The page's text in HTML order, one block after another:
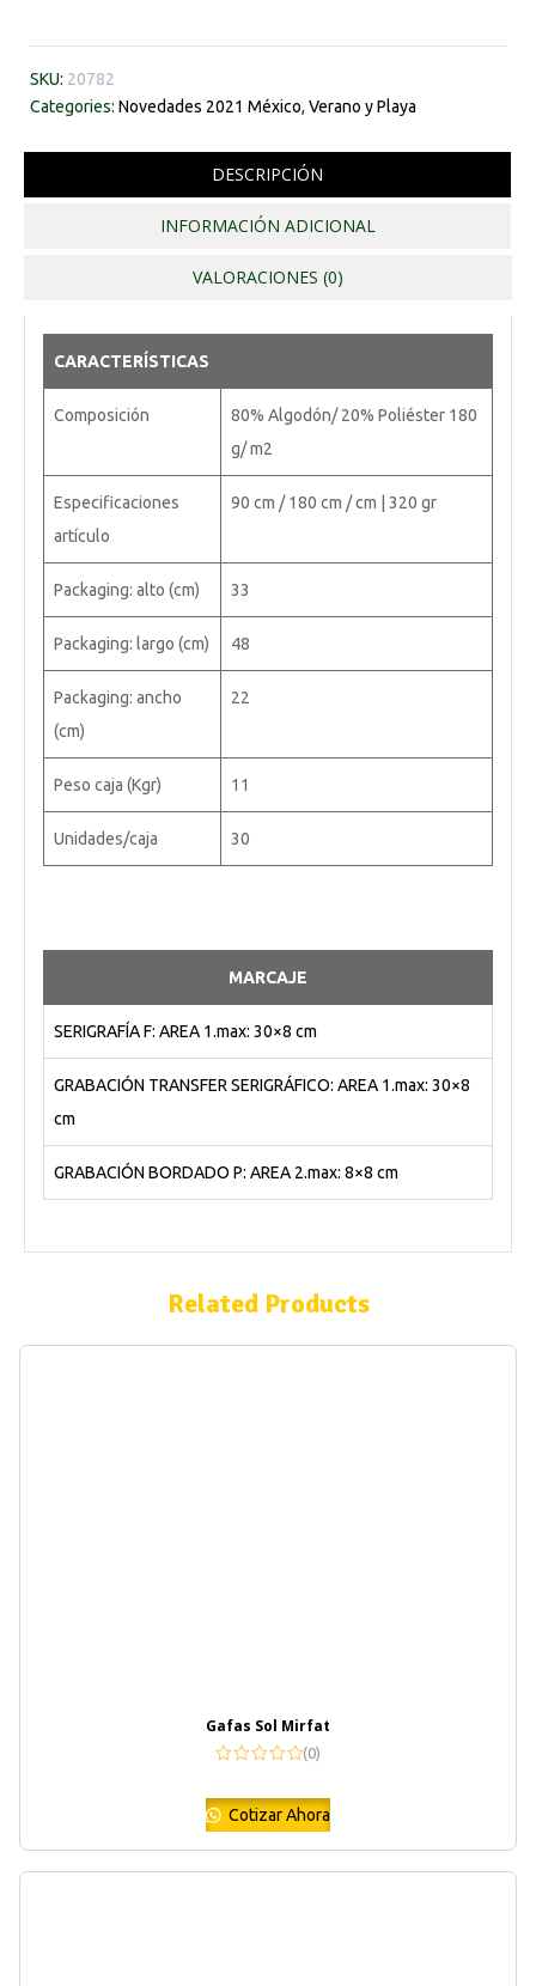
SKU: 20782
Categories: Novedades 2021 México, Verano y Playa
DESCRIPCIÓN
INFORMACIÓN ADICIONAL
VALORACIONES (0)
CARACTERÍSTICAS
Composición
80% Algodón/ 20% Poliéster 180
g/ m2
Especificaciones
artículo
90 cm / 180 cm / cm | 320 gr
Packaging: alto (cm) 33
Packaging: largo (cm) 48
Packaging: ancho
(cm)
22
Peso caja (Kgr) 11
Unidades/caja 30
MARCAJE
SERIGRAFÍA F: AREA 1.max: 30×8 cm
GRABACIÓN TRANSFER SERIGRÁFICO: AREA 1.max: 30×8
cm
GRABACIÓN BORDADO P: AREA 2.max: 8×8 cm
Related Products
Gafas Sol Mirfat
(0)
Cotizar Ahora